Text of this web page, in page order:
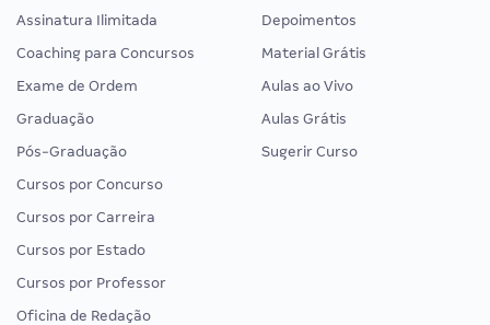
Assinatura Ilimitada
Coaching para Concursos
Exame de Ordem
Graduação
Pós-Graduação
Cursos por Concurso
Cursos por Carreira
Cursos por Estado
Cursos por Professor
Oficina de Redação
Depoimentos
Material Grátis
Aulas ao Vivo
Aulas Grátis
Sugerir Curso